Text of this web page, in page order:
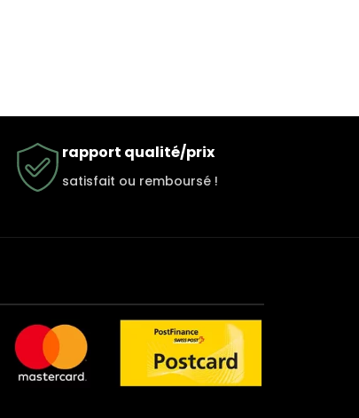
rapport qualité/prix
satisfait ou remboursé !